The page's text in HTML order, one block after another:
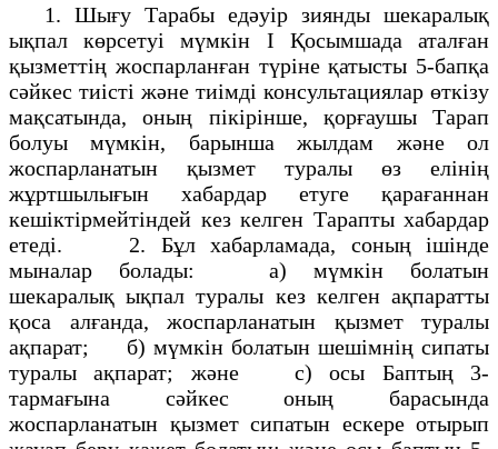
1. Шығу Тарабы едәуiр зиянды шекаралық
ықпал көрсетуi мүмкiн I Қосымшада аталған
қызметтiң жоспарланған түрiне қатысты 5-бапқа
сәйкес тиiстi және тиiмдi консультациялар өткiзу
мақсатында, оның пiкiрiнше, қорғаушы Тарап
болуы мүмкiн, барынша жылдам және ол
жоспарланатын қызмет туралы өз елiнiң
жұртшылығын хабардар етуге қарағаннан
кешiктiрмейтiндей кез келген Тарапты хабардар
етедi. 2. Бұл хабарламада, соның iшiнде
мыналар болады: а) мүмкін болатын
шекаралық ықпал туралы кез келген ақпаратты
қоса алғанда, жоспарланатын қызмет туралы
ақпарат; б) мүмкiн болатын шешiмнің сипаты
туралы ақпарат; және с) осы Баптың 3-
тармағына сәйкес оның барасында
жоспарланатын қызмет сипатын ескере отырып